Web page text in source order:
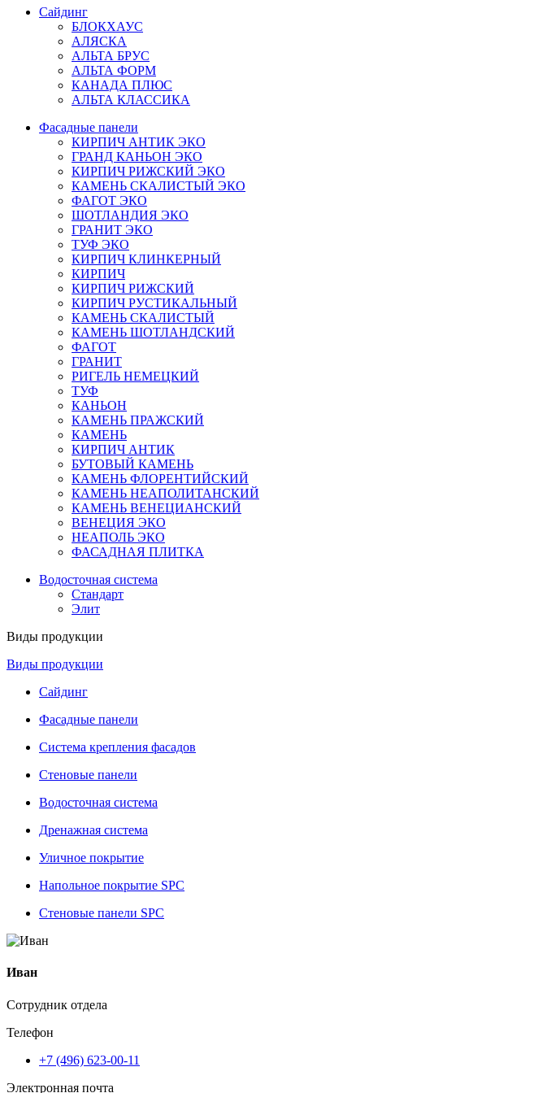
Сайдинг
БЛОКХАУС
АЛЯСКА
АЛЬТА БРУС
АЛЬТА ФОРМ
КАНАДА ПЛЮС
АЛЬТА КЛАССИКА
Фасадные панели
КИРПИЧ АНТИК ЭКО
ГРАНД КАНЬОН ЭКО
КИРПИЧ РИЖСКИЙ ЭКО
КАМЕНЬ СКАЛИСТЫЙ ЭКО
ФАГОТ ЭКО
ШОТЛАНДИЯ ЭКО
ГРАНИТ ЭКО
ТУФ ЭКО
КИРПИЧ КЛИНКЕРНЫЙ
КИРПИЧ
КИРПИЧ РИЖСКИЙ
КИРПИЧ РУСТИКАЛЬНЫЙ
КАМЕНЬ СКАЛИСТЫЙ
КАМЕНЬ ШОТЛАНДСКИЙ
ФАГОТ
ГРАНИТ
РИГЕЛЬ НЕМЕЦКИЙ
ТУФ
КАНЬОН
КАМЕНЬ ПРАЖСКИЙ
КАМЕНЬ
КИРПИЧ АНТИК
БУТОВЫЙ КАМЕНЬ
КАМЕНЬ ФЛОРЕНТИЙСКИЙ
КАМЕНЬ НЕАПОЛИТАНСКИЙ
КАМЕНЬ ВЕНЕЦИАНСКИЙ
ВЕНЕЦИЯ ЭКО
НЕАПОЛЬ ЭКО
ФАСАДНАЯ ПЛИТКА
Водосточная система
Стандарт
Элит
Виды продукции
Виды продукции
Сайдинг
Фасадные панели
Система крепления фасадов
Стеновые панели
Водосточная система
Дренажная система
Уличное покрытие
Напольное покрытие SPC
Стеновые панели SPC
Иван
Сотрудник отдела
Телефон
+7 (496) 623-00-11
Электронная почта